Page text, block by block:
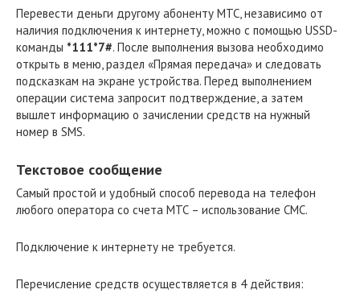
Перевести деньги другому абоненту МТС, независимо от
наличия подключения к интернету, можно с помощью USSD-
команды *111*7#. После выполнения вызова необходимо
открыть в меню, раздел «Прямая передача» и следовать
подсказкам на экране устройства. Перед выполнением
операции система запросит подтверждение, а затем
вышлет информацию о зачислении средств на нужный
номер в SMS.
Текстовое сообщение
Самый простой и удобный способ перевода на телефон
любого оператора со счета МТС – использование СМС.
Подключение к интернету не требуется.
Перечисление средств осуществляется в 4 действия: